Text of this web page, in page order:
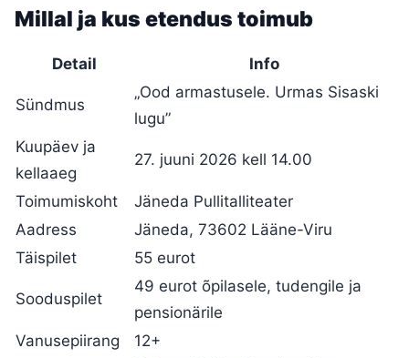
Millal ja kus etendus toimub
Detail Info
Sündmus
„Ood armastusele. Urmas Sisaski
lugu”
Kuupäev ja
kellaaeg
27. juuni 2026 kell 14.00
Toimumiskoht
Jäneda Pullitalliteater
Aadress
Jäneda, 73602 Lääne-Viru
Täispilet
55 eurot
Sooduspilet
49 eurot õpilasele, tudengile ja
pensionärile
Vanusepiirang
12+